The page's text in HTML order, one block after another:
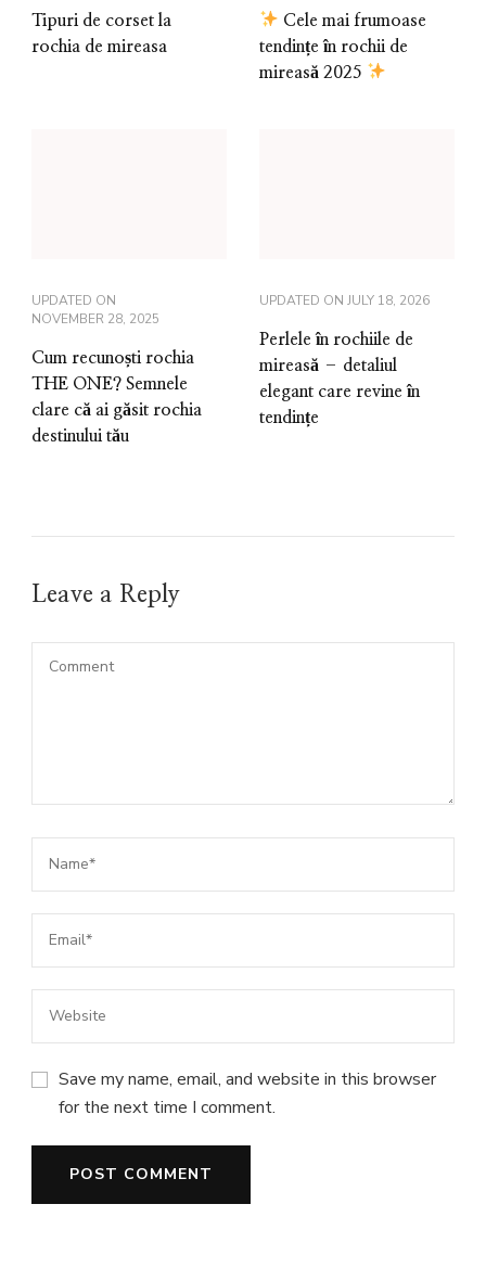
Tipuri de corset la
rochia de mireasa
Cele mai frumoase
tendințe în rochii de
mireasă 2025
UPDATED ON
NOVEMBER 28, 2025
Cum recunoști rochia
THE ONE? Semnele
clare că ai găsit rochia
destinului tău
UPDATED ON JULY 18, 2026
Perlele în rochiile de
mireasă – detaliul
elegant care revine în
tendințe
Leave a Reply
Save my name, email, and website in this browser
for the next time I comment.